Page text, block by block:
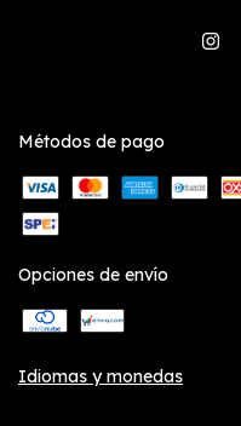
Métodos de pago
Opciones de envío
Idiomas y monedas